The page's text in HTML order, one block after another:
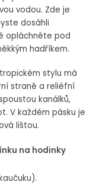
vodou. Zde je
dosáhli
opláchněte pod
hadříkem.
stylu má
straně a reliéfní
kanálků,
V každém pásku je
lištou.
na hodinky